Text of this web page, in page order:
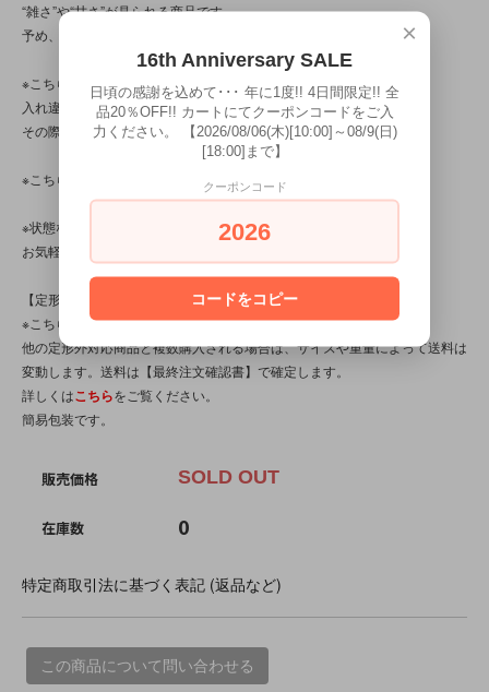
“雑さ”や“甘さ”が見られる商品です。
予め、ご了承くださいませ。)
※こちらの商品は店頭でも販売しています。
入れ違いで完売してしまう場合がございます。
その際はご容赦くださいませ。
※こちらの商品は、中古品です。
※状態など分かり辛い点、気になる点、不明点がございましたら、
お気軽にお問い合わせください。
【定形外対応商品】
※こちらの商品は【サイズ規格内・(1)～50gまで】です。
他の定形外対応商品と複数購入される場合は、サイズや重量によって送料は
変動します。送料は【最終注文確認書】で確定します。
詳しくはこちらをご覧ください。
簡易包装です。
販売価格 SOLD OUT
在庫数 0
特定商取引法に基づく表記 (返品など)
この商品について問い合わせる
×
16th Anniversary SALE
日頃の感謝を込めて･･･ 年に1度!! 4日間限定!! 全
品20％OFF!! カートにてクーポンコードをご入
力ください。 【2026/08/06(木)[10:00]～08/9(日)
[18:00]まで】
クーポンコード
2026
コードをコピー